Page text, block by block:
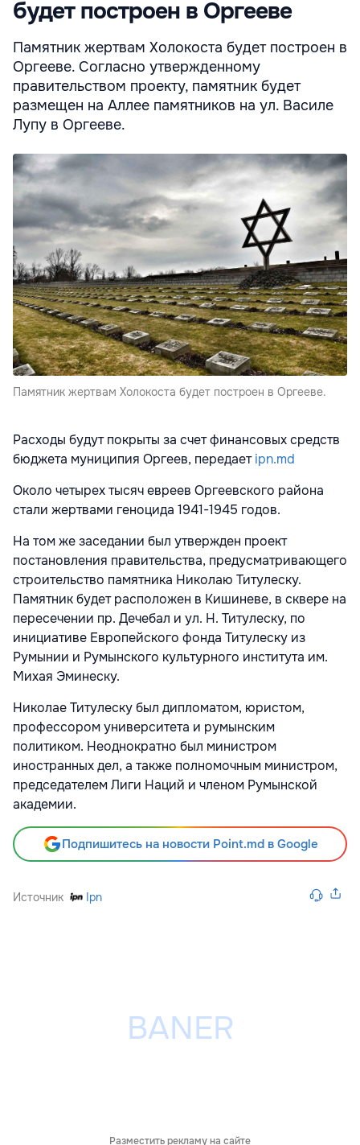
будет построен в Оргееве
Памятник жертвам Холокоста будет построен в
Оргееве. Согласно утвержденному
правительством проекту, памятник будет
размещен на Аллее памятников на ул. Василе
Лупу в Оргееве.
Памятник жертвам Холокоста будет построен в Оргееве.
Расходы будут покрыты за счет финансовых средств
бюджета муниципия Оргеев, передаетipn.md
Около четырех тысяч евреев Оргеевского района
стали жертвами геноцида 1941-1945 годов.
На том же заседании был утвержден проект
постановления правительства, предусматривающего
строительство памятника Николаю Титулеску.
Памятник будет расположен в Кишиневе, в сквере на
пересечении пр. Дечебал и ул. Н. Титулеску, по
инициативе Европейского фонда Титулеску из
Румынии и Румынского культурного института им.
Михая Эминеску.
Николае Титулеску был дипломатом, юристом,
профессором университета и румынским
политиком. Неоднократно был министром
иностранных дел, а также полномочным министром,
председателем Лиги Наций и членом Румынской
академии.
Подпишитесь на новости Point.md в Google
Источник Ipn
Разместить рекламу на сайте